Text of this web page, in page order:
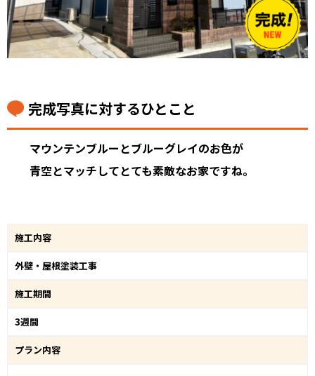
完成写真に対するひとこと
マウンテンブルーとブルーグレイのお色が
青空とマッチしてとても素敵なお家ですね。
施工内容
外壁・屋根塗装工事
施工期間
3週間
プラン内容